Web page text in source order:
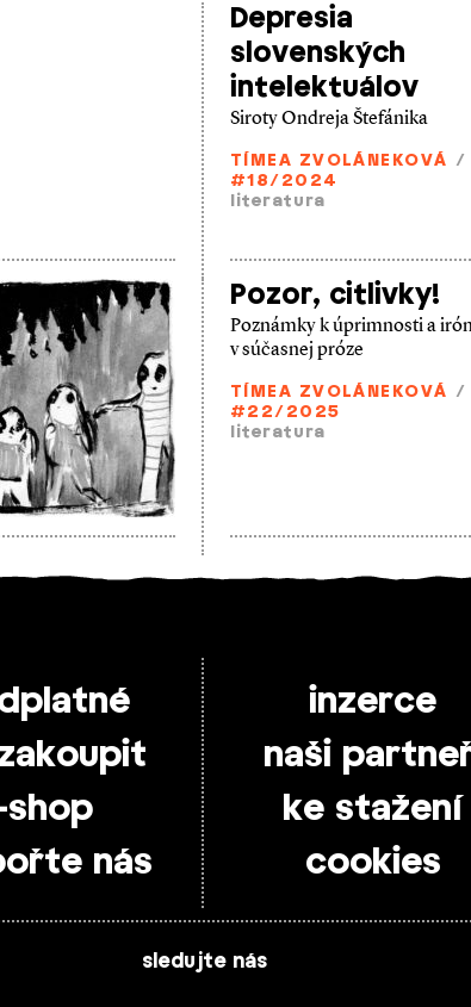
Depresia
slovenských
intelektuálov
Siroty Ondreja Štefánika
TÍMEA ZVOLÁNEKOVÁ /
#18/2024
literatura
Pozor, citlivky!
Poznámky k úprimnosti a
v súčasnej próze
TÍMEA ZVOLÁNEKOVÁ /
#22/2025
literatura
nás
inzerce
naši
ke stažení
cookies
sledujte nás